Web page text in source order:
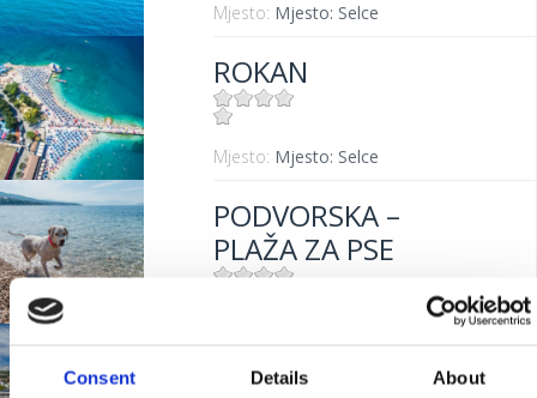
Consent Details About
Mjesto: Mjesto: Selce
ROKAN
Mjesto: Mjesto: Selce
PODVORSKA –
PLAŽA ZA PSE